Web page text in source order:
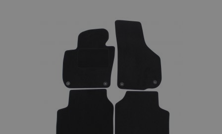
verlanglijst